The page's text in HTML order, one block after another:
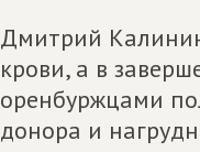
Дмитрий
крови, а в
оренбуржцами
донора и